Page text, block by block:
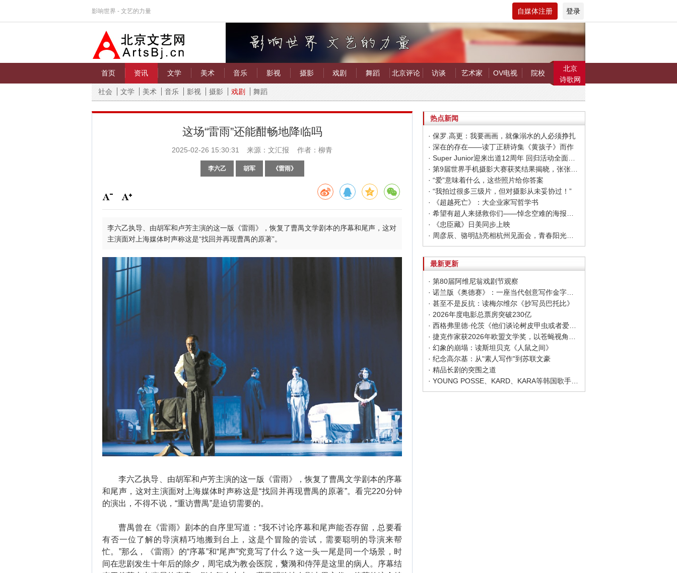
影响世界 - 文艺的力量 自媒体注册 登录
首页 资讯 文学 美术 音乐 影视 摄影 戏剧 舞蹈 北京评论 访谈 艺术家 OV电视 院校
北京
诗歌网
社会
文学 美术 音乐 影视 摄影 戏剧 舞蹈
这场“雷雨”还能酣畅地降临吗
2025-02-26 15:30:31 来源：文汇报 作者：柳青
李六乙 胡军 《雷雨》
李六乙执导、由胡军和卢芳主演的这一版《雷雨》，恢复了曹禺文学剧本的序幕和尾声，这对
主演面对上海媒体时声称这是“找回并再现曹禺的原著”。
李六乙执导、由胡军和卢芳主演的这一版《雷雨》，恢复了曹禺文学剧本的序幕
和尾声，这对主演面对上海媒体时声称这是“找回并再现曹禺的原著”。看完220分钟
的演出，不得不说，“重访曹禺”是迫切需要的。
曹禺曾在《雷雨》剧本的自序里写道：“我不讨论序幕和尾声能否存留，总要看
有否一位了解的导演精巧地搬到台上，这是个冒险的尝试，需要聪明的导演来帮
忙。”那么，《雷雨》的“序幕”和“尾声”究竟写了什么？这一头一尾是同一个场景，时
间在悲剧发生十年后的除夕，周宅成为教会医院，蘩漪和侍萍是这里的病人。序幕结
热点新闻
· 保罗.高更：我要画画，就像溺水的人必须挣扎
· 深在的存在——读丁正耕诗集《黄孩子》而作
· Super Junior迎来出道12周年 回归活动全面启动
· 第9届世界手机摄影大赛获奖结果揭晓，张张惊艳你的视觉！
· “爱”意味着什么，这些照片给你答案
· “我拍过很多三级片，但对摄影从未妥协过！”
· 《超越死亡》：大企业家写哲学书
· 《忠臣藏》日美同步上映
· 周彦辰、骆明劼亮相杭州见面会，青春阳光活力十足
最新更新
· 第80届阿维尼翁戏剧节观察
· 诺兰版《奥德赛》：一座当代创意写作金字塔的宏伟与平庸
· 甚至不是反抗：读梅尔维尔《抄写员巴托比》
· 2026年度电影总票房突破230亿
· 西格弗里德·伦茨《他们谈论树皮甲虫或者爱情》：请捍卫日常生活，千千万万次
· 幻象的崩塌：读斯坦贝克《人鼠之间》
· 纪念高尔基：从"素人写作"到苏联文豪
· 精品长剧的突围之道
· YOUNG POSSE、KARD、KARA等韩国歌手正版音源全面回归网易云音乐